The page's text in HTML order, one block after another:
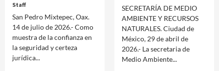
Staff
San Pedro Mixtepec, Oax.
14 de julio de 2026.- Como
muestra de la confianza en
la seguridad y certeza
jurídica...
SECRETARÍA DE MEDIO
AMBIENTE Y RECURSOS
NATURALES. Ciudad de
México, 29 de abril de
2026.- La secretaria de
Medio Ambiente...